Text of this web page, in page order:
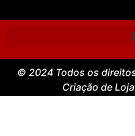
© 2024 Todos os
Criação de